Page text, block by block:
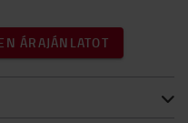
ÁRAJÁNLATOT